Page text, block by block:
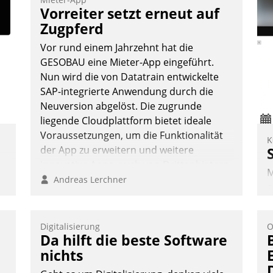
Teilnehmer kurzweilige Einblicke in
innovative Cloud-Strategien und -
Lösungen mit hohem Zukunftspotenzial.
Andreas Lerchner
Vorreiter setzt erneut auf
Zugpferd
Vor rund einem Jahrzehnt hat die
GESOBAU eine Mieter-App eingeführt.
Nun wird die von Datatrain entwickelte
SAP-integrierte Anwendung durch die
Neuversion abgelöst. Die zugrunde
liegende Cloudplattform bietet ideale
Voraussetzungen, um die Funktionalität
der App zu erweitern und weitere
in SAP zu integrieren.
Andreas Lerchner
Digitalisierung
Da hilft die beste Software
nichts